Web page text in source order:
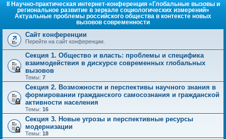
II Научно-практическая интернет-конференция «Глобальные вызовы и
региональное развитие в зеркале социологических измерений»
Актуальные проблемы российского общества в контексте новых
вызовов современности
Сайт конференции
Перейти на сайт конференции.
Секция 1. Общество и власть: проблемы и специфика
взаимодействия в дискурсе современных глобальных
вызовов
Темы: 7
Секция 2. Возможности и перспективы научного знания в
формировании гражданского самосознания и гражданской
активности населения
Темы: 16
Секция 3. Новые угрозы и перспективные ресурсы
модернизации
Темы: 18